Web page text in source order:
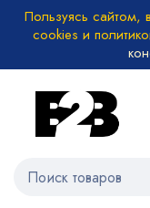
Пользуясь сайтом,
cookies и